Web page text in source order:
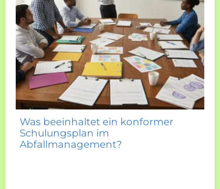
Was beeinhaltet ein konformer
Schulungsplan im
Abfallmanagement?